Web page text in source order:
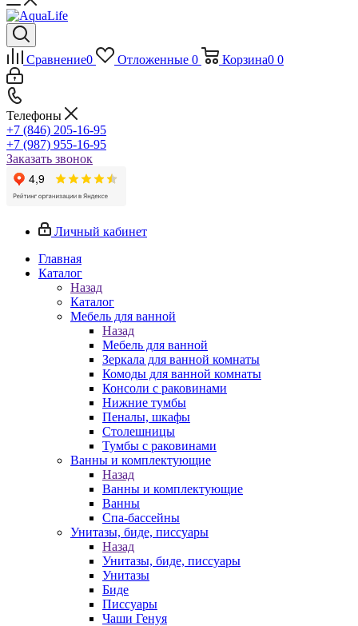
Сравнение0 Отложенные 0 Корзина0 0
Телефоны
+7 (846) 205-16-95
+7 (987) 955-16-95
Заказать звонок
Личный кабинет
Главная
Каталог
Назад
Каталог
Мебель для ванной
Назад
Мебель для ванной
Зеркала для ванной комнаты
Комоды для ванной комнаты
Консоли с раковинами
Нижние тумбы
Пеналы, шкафы
Столешницы
Тумбы с раковинами
Ванны и комплектующие
Назад
Ванны и комплектующие
Ванны
Спа-бассейны
Унитазы, биде, писсуары
Назад
Унитазы, биде, писсуары
Унитазы
Биде
Писсуары
Чаши Генуя